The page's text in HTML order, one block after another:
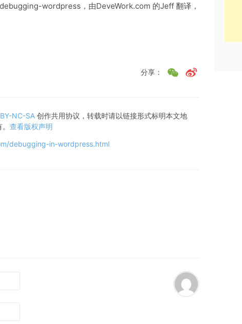
wordpress，由DeveWork.com 的Jeff 翻译，
分享：
BY-NC-SA 创作共用协议，转载时请以链接形式标明本文地
查看版权声明
debugging-in-wordpress.html